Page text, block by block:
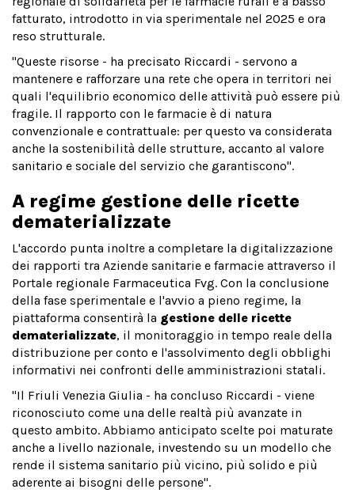
fatturato, introdotto in via sperimentale nel 2025 e ora
reso strutturale.
"Queste risorse - ha precisato Riccardi - servono a
mantenere e rafforzare una rete che opera in territori nei
quali l'equilibrio economico delle attività può essere più
fragile. Il rapporto con le farmacie è di natura
convenzionale e contrattuale: per questo va considerata
anche la sostenibilità delle strutture, accanto al valore
sanitario e sociale del servizio che garantiscono".
A regime gestione delle ricette
dematerializzate
L'accordo punta inoltre a completare la digitalizzazione
dei rapporti tra Aziende sanitarie e farmacie attraverso il
Portale regionale Farmaceutica Fvg. Con la conclusione
della fase sperimentale e l'avvio a pieno regime, la
piattaforma consentirà la gestione delle ricette
dematerializzate, il monitoraggio in tempo reale della
distribuzione per conto e l'assolvimento degli obblighi
informativi nei confronti delle amministrazioni statali.
"Il Friuli Venezia Giulia - ha concluso Riccardi - viene
riconosciuto come una delle realtà più avanzate in
questo ambito. Abbiamo anticipato scelte poi maturate
anche a livello nazionale, investendo su un modello che
rende il sistema sanitario più vicino, più solido e più
aderente ai bisogni delle persone".